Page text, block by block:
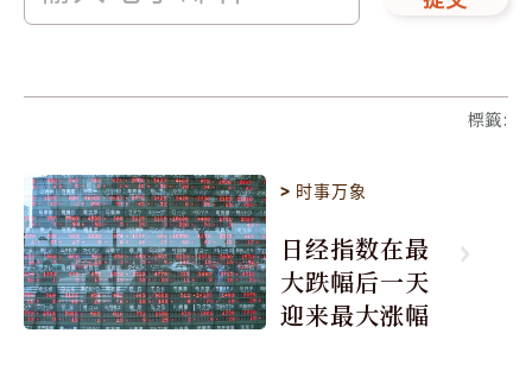
標籤:
> 时事万象
日经指数在最
大跌幅后一天
迎来最大涨幅